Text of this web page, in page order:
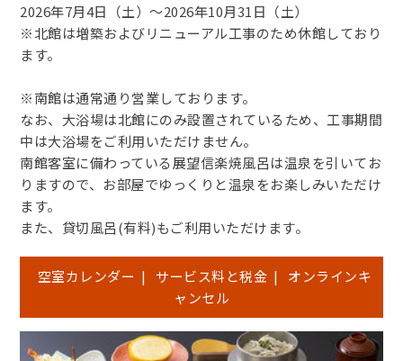
2026年7月4日（土）～2026年10月31日（土）
※北館は増築およびリニューアル工事のため休館しており
ます。
※南館は通常通り営業しております。
なお、大浴場は北館にのみ設置されているため、工事期間
中は大浴場をご利用いただけません。
南館客室に備わっている展望信楽焼風呂は温泉を引いてお
りますので、お部屋でゆっくりと温泉をお楽しみいただけ
ます。
また、貸切風呂(有料)もご利用いただけます。
空室カレンダー | サービス料と税金 |
オンラインキ
ャンセル